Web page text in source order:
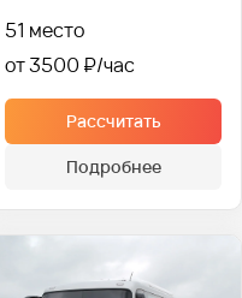
51 место
от 3500 ₽
Рассчитать
Подробнее